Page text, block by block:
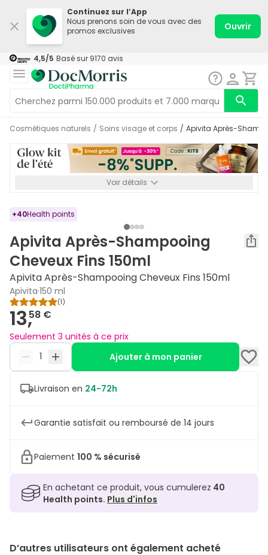
Continuez sur l’App
Nous prenons soin de vous avec des
promos exclusives
Ouvrir
4,5/5 Basé sur 9170 avis
Cosmétiques naturels / Soins visage et corps / Apivita Après-
Voir détails
+40Health points
Apivita Après-Shampooing
Cheveux Fins 150ml
Apivita Après-Shampooing Cheveux Fins 150ml
Apivita·150 ml
(1)
13,58 €
Seulement 3 unités à ce prix
Ajouter à mon panier
Livraison en 24-72h
Garantie satisfait ou remboursé de 14 jours
Paiement 100 % sécurisé
En achetant ce produit, vous cumulerez 40
Health points. Plus d'infos
D’autres utilisateurs ont également acheté